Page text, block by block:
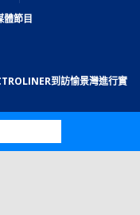
體節目
到訪愉景灣進行實